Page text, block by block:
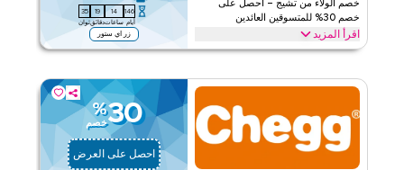
خصم الولاء من تشيج – احصل على
خصم 30% للمتسوقين العائدين
اقرأ المزيد
146
أيام
14
ساعات
19
دقائق
34
ثوان
زر اي ستور
العودة إلى تشيج؟ يمكن للعملاء الآن الاستمتاع بخصم 30% مع هذا العرض
للمستخدمين الولاء.
تشيج الأحكام والشروط
ينطبق على
ويب/تطبيق
على مستوى الموقع
30
%
خصم
احصل على العرض